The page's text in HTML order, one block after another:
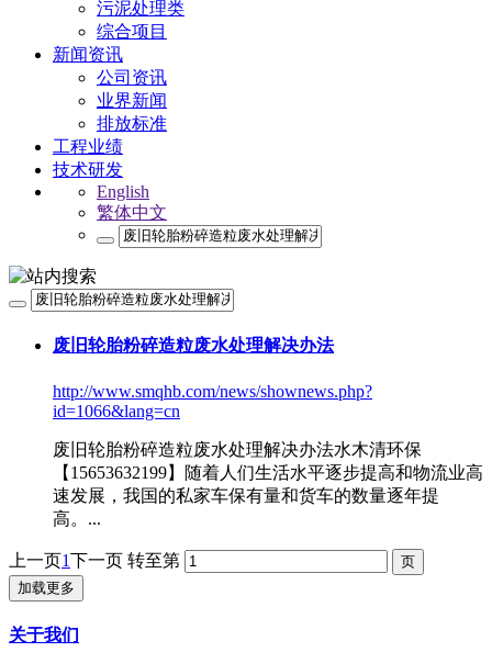
污泥处理类
综合项目
新闻资讯
公司资讯
业界新闻
排放标准
工程业绩
技术研发
English
繁体中文
废旧轮胎粉碎造粒废水处理解决办法
http://www.smqhb.com/news/shownews.php?
id=1066&lang=cn
废旧轮胎粉碎造粒废水处理解决办法水木清环保
【15653632199】随着人们生活水平逐步提高和物流业高
速发展，我国的私家车保有量和货车的数量逐年提
高。...
上一页1下一页 转至第
加载更多
关于我们